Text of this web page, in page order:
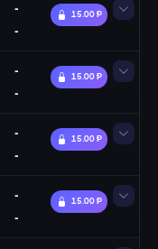
-
-
15.00 Ᵽ
-
-
15.00 Ᵽ
-
-
15.00 Ᵽ
-
-
15.00 Ᵽ